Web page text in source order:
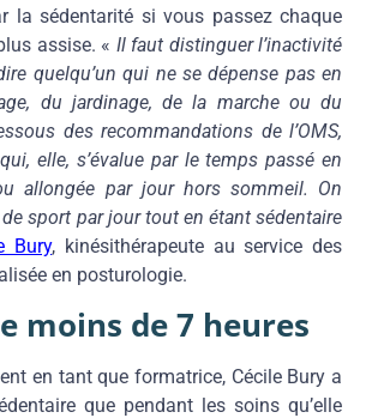
la sédentarité si vous passez chaque
assise. « Il faut distinguer l’inactivité
quelqu’un qui ne se dépense pas en
du jardinage, de la marche ou du
des recommandations de l’OMS,
elle, s’évalue par le temps passé en
allongée par jour hors sommeil. On
sport par jour tout en étant sédentaire
Bury, kinésithérapeute au service des
en posturologie.
moins de 7 heures
en tant que formatrice, Cécile Bury a
que pendant les soins qu’elle